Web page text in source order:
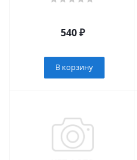
540₽
В корзину